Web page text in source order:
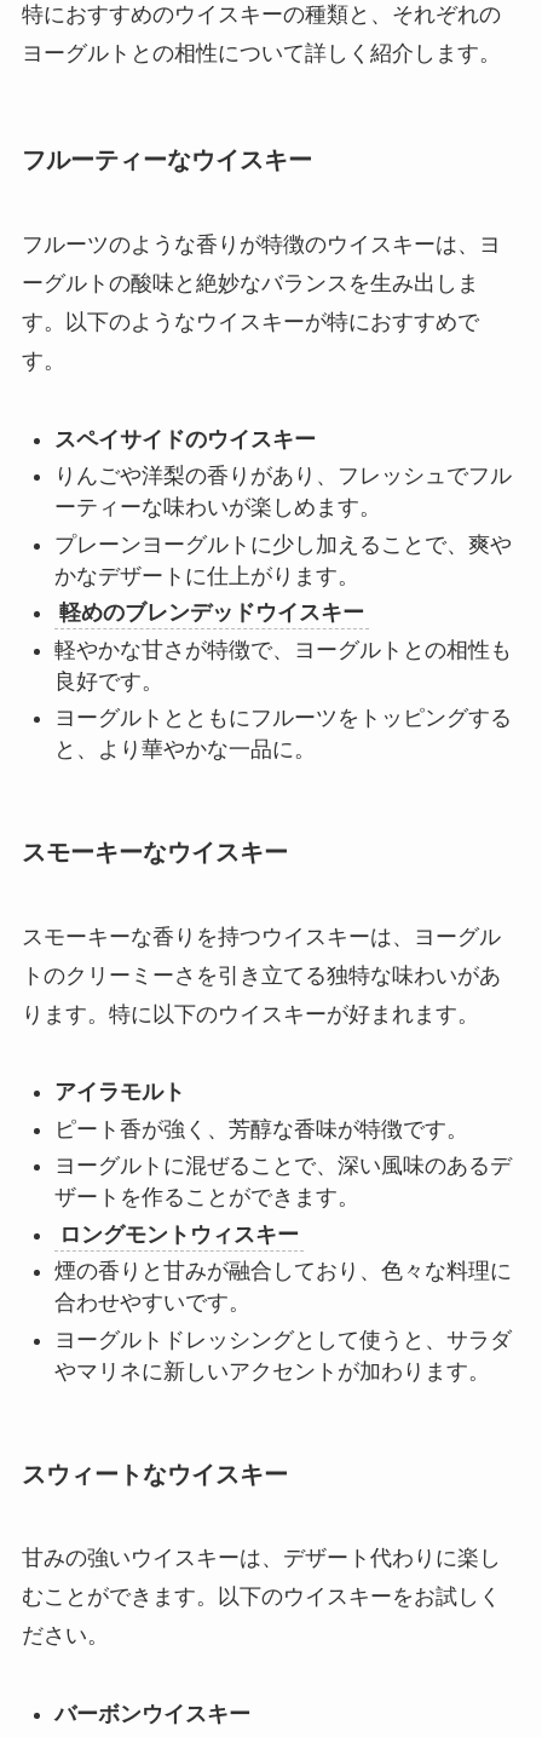
特におすすめのウイスキーの種類と、それぞれの
ヨーグルトとの相性について詳しく紹介します。
フルーティーなウイスキー
フルーツのような香りが特徴のウイスキーは、ヨ
ーグルトの酸味と絶妙なバランスを生み出しま
す。以下のようなウイスキーが特におすすめで
す。
スペイサイドのウイスキー
りんごや洋梨の香りがあり、フレッシュでフル
ーティーな味わいが楽しめます。
プレーンヨーグルトに少し加えることで、爽や
かなデザートに仕上がります。
軽めのブレンデッドウイスキー
軽やかな甘さが特徴で、ヨーグルトとの相性も
良好です。
ヨーグルトとともにフルーツをトッピングする
と、より華やかな一品に。
スモーキーなウイスキー
スモーキーな香りを持つウイスキーは、ヨーグル
トのクリーミーさを引き立てる独特な味わいがあ
ります。特に以下のウイスキーが好まれます。
アイラモルト
ピート香が強く、芳醇な香味が特徴です。
ヨーグルトに混ぜることで、深い風味のあるデ
ザートを作ることができます。
ロングモントウィスキー
煙の香りと甘みが融合しており、色々な料理に
合わせやすいです。
ヨーグルトドレッシングとして使うと、サラダ
やマリネに新しいアクセントが加わります。
スウィートなウイスキー
甘みの強いウイスキーは、デザート代わりに楽し
むことができます。以下のウイスキーをお試しく
ださい。
バーボンウイスキー